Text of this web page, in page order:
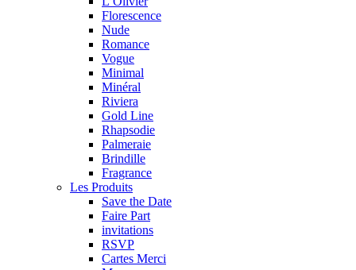
Florescence
Nude
Romance
Vogue
Minimal
Minéral
Riviera
Gold Line
Rhapsodie
Palmeraie
Brindille
Fragrance
Les Produits
Save the Date
Faire Part
invitations
RSVP
Cartes Merci